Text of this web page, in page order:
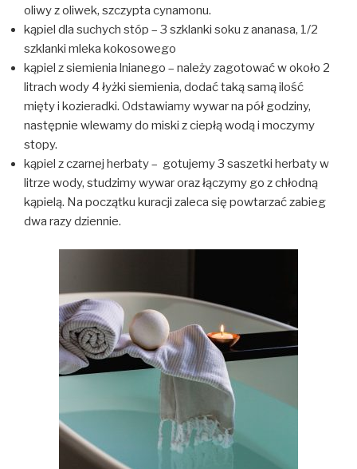
oliwy z oliwek, szczypta cynamonu.
kąpiel dla suchych stóp – 3 szklanki soku z ananasa, 1/2
szklanki mleka kokosowego
kąpiel z siemienia lnianego – należy zagotować w około 2
litrach wody 4 łyżki siemienia, dodać taką samą ilość
mięty i kozieradki. Odstawiamy wywar na pół godziny,
następnie wlewamy do miski z ciepłą wodą i moczymy
stopy.
kąpiel z czarnej herbaty – gotujemy 3 saszetki herbaty w
litrze wody, studzimy wywar oraz łączymy go z chłodną
kąpielą. Na początku kuracji zaleca się powtarzać zabieg
dwa razy dziennie.